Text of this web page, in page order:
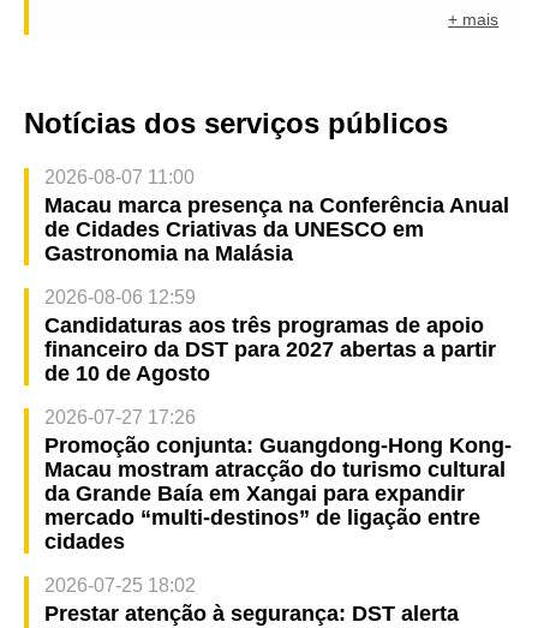
+ mais
Notícias dos serviços públicos
2026-08-07 11:00
Macau marca presença na Conferência Anual
de Cidades Criativas da UNESCO em
Gastronomia na Malásia
2026-08-06 12:59
Candidaturas aos três programas de apoio
financeiro da DST para 2027 abertas a partir
de 10 de Agosto
2026-07-27 17:26
Promoção conjunta: Guangdong-Hong Kong-
Macau mostram atracção do turismo cultural
da Grande Baía em Xangai para expandir
mercado “multi-destinos” de ligação entre
cidades
2026-07-25 18:02
Prestar atenção à segurança: DST alerta